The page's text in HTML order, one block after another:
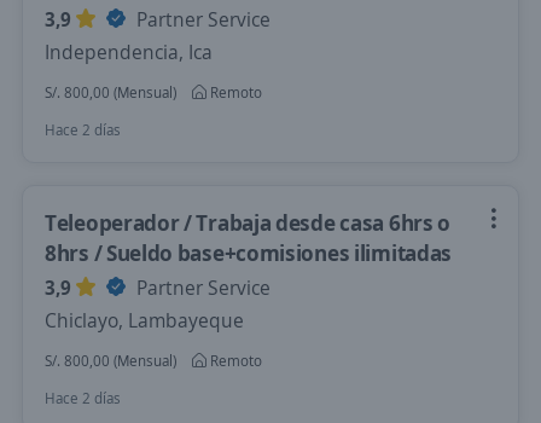
3,9
Partner Service
Independencia, Ica
S/. 800,00 (Mensual)
Remoto
Hace 2 días
Teleoperador / Trabaja desde casa 6hrs o
8hrs / Sueldo base+comisiones ilimitadas
3,9
Partner Service
Chiclayo, Lambayeque
S/. 800,00 (Mensual)
Remoto
Hace 2 días